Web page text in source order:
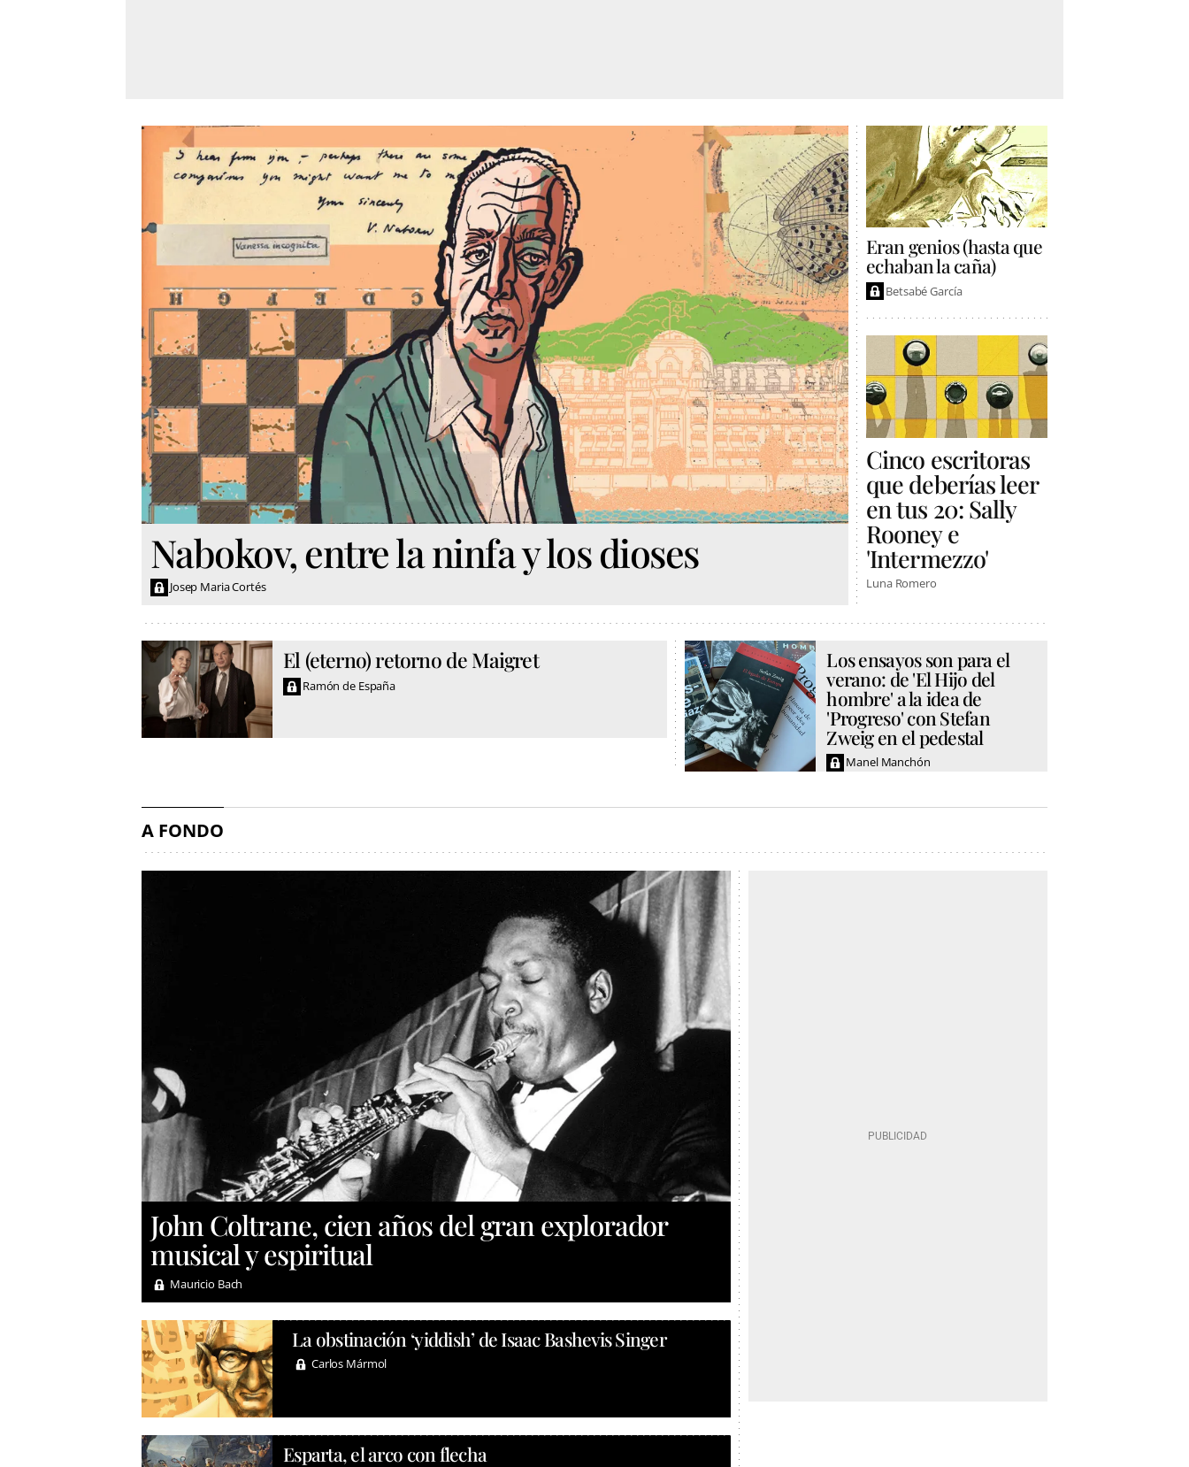
Nabokov, entre la ninfa y los dioses
Josep Maria Cortés
Eran genios (hasta que
echaban la caña)
Betsabé García
Cinco escritoras
que deberías leer
en tus 20: Sally
Rooney e
'Intermezzo'
Luna Romero
El (eterno) retorno de Maigret
Ramón de España
Los ensayos son para el
verano: de 'El Hijo del
hombre' a la idea de
'Progreso' con Stefan
Zweig en el pedestal
Manel Manchón
A FONDO
John Coltrane, cien años del gran explorador
musical y espiritual
Mauricio Bach
La obstinación ‘yiddish’ de Isaac Bashevis Singer
Carlos Mármol
Esparta, el arco con flecha